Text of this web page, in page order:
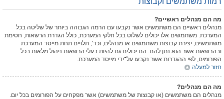
מה הם מנהלים ראשיים?
מנהלים ראשיים הם משתמשים אשר נקבעו עם הרמה הגבוהה ביותר של שליטה בכל
המערכת. משתמשים אלו יכולים לשלוט בכל חלקי המערכת, כולל הגדרת הרשאות, חסימת
משתמשים, יצירת קבוצות משתמשים או מנהלים, וכד', תלויים תחת מייסד המערכת
ובהרשאות אשר הוא נתן להם. הם יכולים גם להיות בעלי הרשאות ניהול מלאות בכל
הפורומים, לפי ההגדרות אשר נקבעו על־ידי מייסד המערכת.
חזור למעלה
מה הם מנהלים?
מנהלים הם משתמשים (או קבוצות של משתמשים) אשר מפקחים על הפורומים בכל יום.